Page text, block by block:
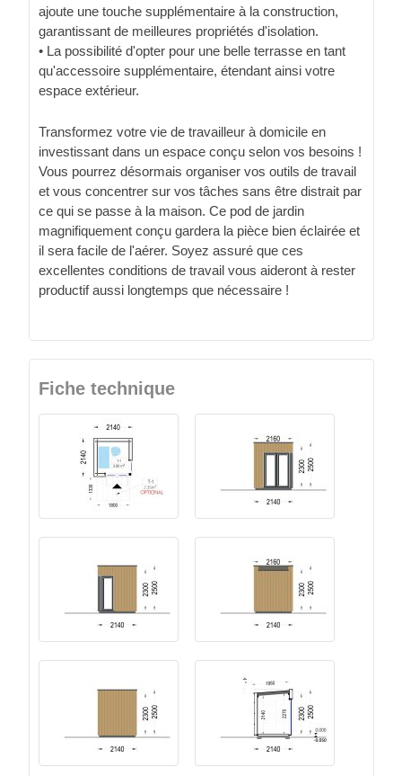
ajoute une touche supplémentaire à la construction,
garantissant de meilleures propriétés d'isolation.
• La possibilité d'opter pour une belle terrasse en tant
qu'accessoire supplémentaire, étendant ainsi votre
espace extérieur.
Transformez votre vie de travailleur à domicile en
investissant dans un espace conçu selon vos besoins !
Vous pourrez désormais organiser vos outils de travail
et vous concentrer sur vos tâches sans être distrait par
ce qui se passe à la maison. Ce pod de jardin
magnifiquement conçu gardera la pièce bien éclairée et
il sera facile de l'aérer. Soyez assuré que ces
excellentes conditions de travail vous aideront à rester
productif aussi longtemps que nécessaire !
Fiche technique